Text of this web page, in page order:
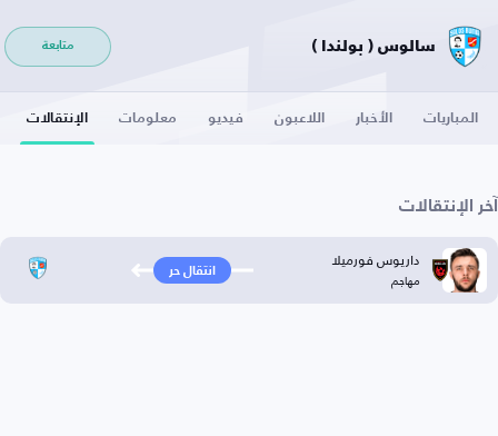
سالوس ( بولندا ) متابعة
المباريات الأخبار اللاعبون فيديو معلومات الإنتقالات
آخر الإنتقالات
داريوس فورميلا
مهاجم انتقال حر